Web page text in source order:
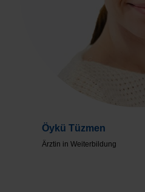
Öykü Tüzmen
Ärztin in Weiterbildung